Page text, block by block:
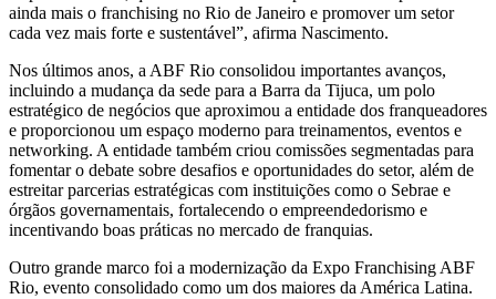
ainda mais o franchising no Rio de Janeiro e promover um setor
cada vez mais forte e sustentável”, afirma Nascimento.
Nos últimos anos, a ABF Rio consolidou importantes avanços,
incluindo a mudança da sede para a Barra da Tijuca, um polo
estratégico de negócios que aproximou a entidade dos franqueadores
e proporcionou um espaço moderno para treinamentos, eventos e
networking. A entidade também criou comissões segmentadas para
fomentar o debate sobre desafios e oportunidades do setor, além de
estreitar parcerias estratégicas com instituições como o Sebrae e
órgãos governamentais, fortalecendo o empreendedorismo e
incentivando boas práticas no mercado de franquias.
Outro grande marco foi a modernização da Expo Franchising ABF
Rio, evento consolidado como um dos maiores da América Latina.